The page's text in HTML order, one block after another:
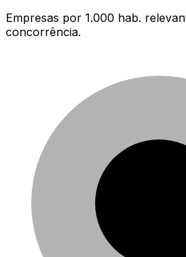
Empresas por 1.000 hab.
concorrência.